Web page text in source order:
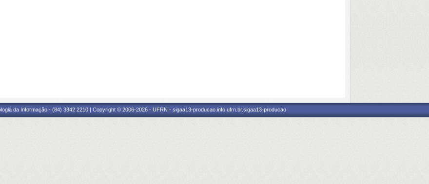
da Informação - (84) 3342 2210 | Copyright © 2006-2026 - UFRN - sigaa13-producao.info.ufrn.br.sigaa13-producao